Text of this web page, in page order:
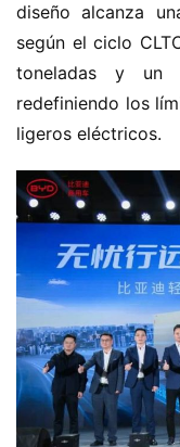
diseño alcanza
según el ciclo
toneladas y un
redefiniendo los
ligeros eléctricos.